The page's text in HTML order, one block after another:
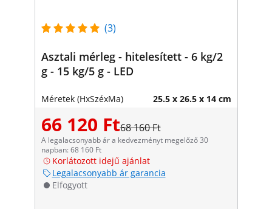
(3)
Asztali mérleg - hitelesített - 6 kg/2
g - 15 kg/5 g - LED
Méretek (HxSzéxMa) 25.5 x 26.5 x 14 cm
66 120 Ft68 160 Ft
A legalacsonyabb ár a kedvezményt megelőző 30
napban: 68 160 Ft
Korlátozott idejű ajánlat
Legalacsonyabb ár garancia
Elfogyott